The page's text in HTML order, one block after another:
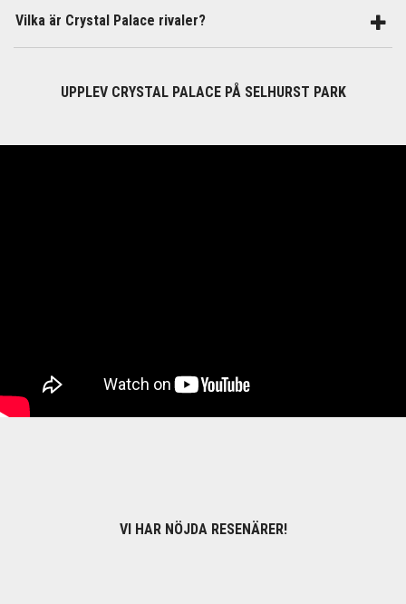
Vilka är Crystal Palace rivaler?
UPPLEV CRYSTAL PALACE PÅ SELHURST PARK
VI HAR NÖJDA RESENÄRER!